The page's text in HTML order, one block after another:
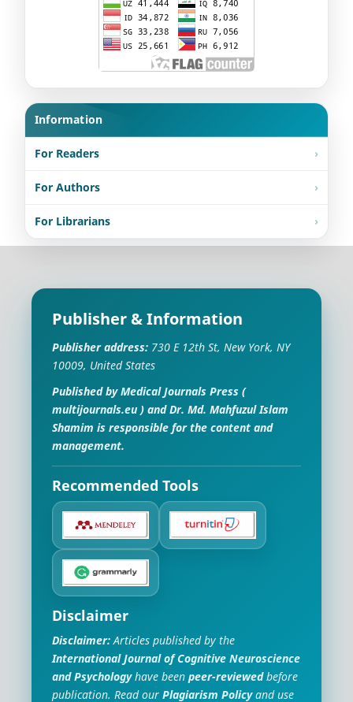
Information
For Readers
For Authors
For Librarians
Publisher & Information
Publisher address: 730 E 12th St, New York, NY
10009, United States
Published byMedical Journals Press (
multijournals.eu) andDr. Md. Mahfuzul Islam
Shamim is responsible for the content and
management.
Recommended Tools
Disclaimer
Disclaimer:Articles published by the
International Journal of Cognitive Neuroscience
and Psychologyhave been peer-reviewedbefore
publication. Read our Plagiarism Policy and use